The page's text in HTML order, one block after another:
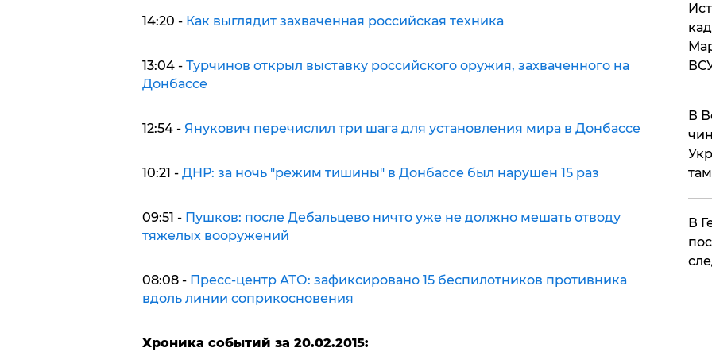
14:20 - Как выглядит захваченная российская техника
13:04 - Турчинов открыл выставку российского оружия, захваченного на
Донбассе
12:54 - Янукович перечислил три шага для установления мира в Донбассе
10:21 - ДНР: за ночь "режим тишины" в Донбассе был нарушен 15 раз
09:51 - Пушков: после Дебальцево ничто уже не должно мешать отводу
тяжелых вооружений
08:08 - Пресс-центр АТО: зафиксировано 15 беспилотников противника
вдоль линии соприкосновения
Хроника событий за 20.02.2015:
В
​В